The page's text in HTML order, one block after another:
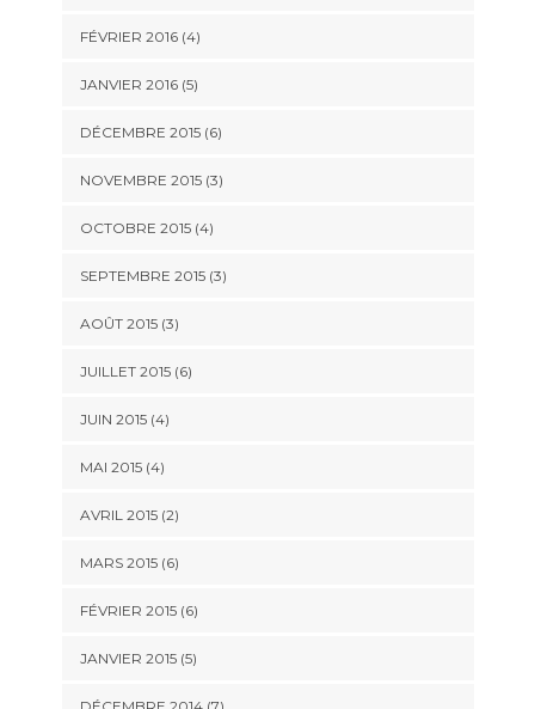
FÉVRIER 2016(4)
JANVIER 2016(5)
DÉCEMBRE 2015(6)
NOVEMBRE 2015(3)
OCTOBRE 2015(4)
SEPTEMBRE 2015(3)
AOÛT 2015(3)
JUILLET 2015(6)
JUIN 2015(4)
MAI 2015(4)
AVRIL 2015(2)
MARS 2015(6)
FÉVRIER 2015(6)
JANVIER 2015(5)